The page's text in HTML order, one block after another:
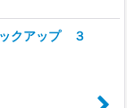
クアップ ３